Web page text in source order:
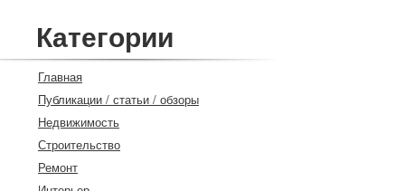
Категории
Главная
Публикации / статьи / обзоры
Недвижимость
Строительство
Ремонт